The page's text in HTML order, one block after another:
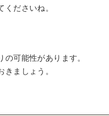
ださいね。
可能性があります。
ましょう。